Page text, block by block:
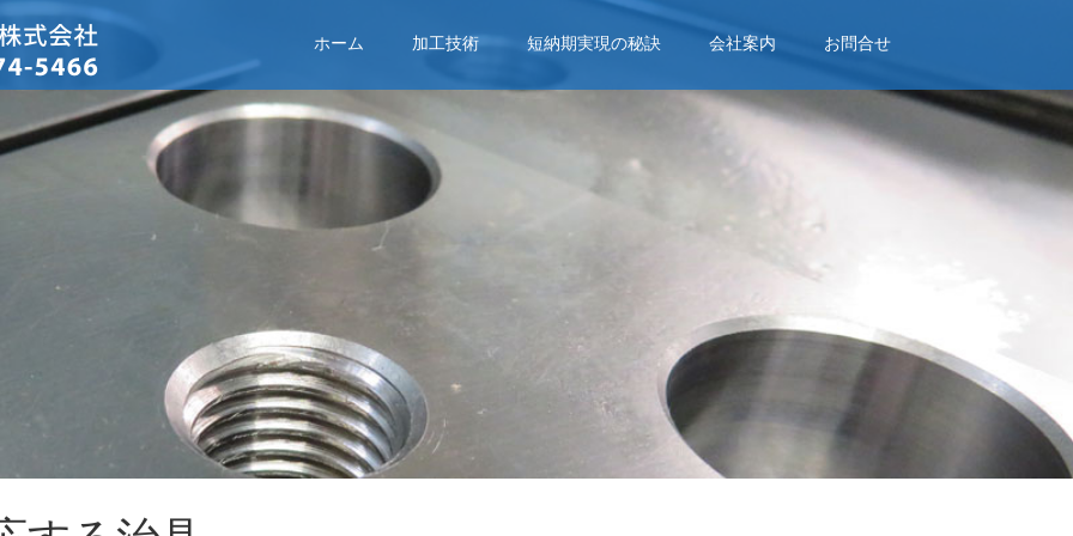
ホーム 加工技術 短納期実現の秘訣 会社案内 お問合せ